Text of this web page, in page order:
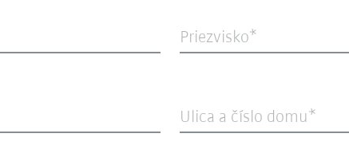
Priezvisko
Ulica a číslo domu